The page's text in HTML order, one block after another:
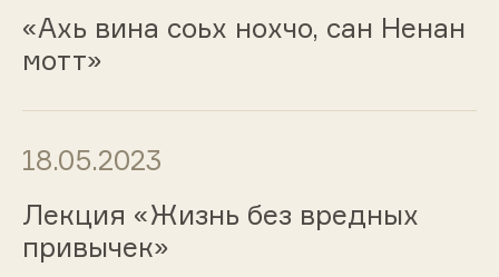
«Ахь вина соьх нохчо, сан Ненан
мотт»
18.05.2023
Лекция «Жизнь без вредных
привычек»